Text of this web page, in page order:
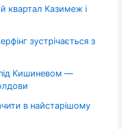
квартал Казимеж і
зустрічається з
Кишиневом —
в найстарішому